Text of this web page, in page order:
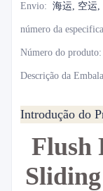
Envio: 海运, 空运,
número da
Número do produto:
Descrição da
Introdução do
Flush